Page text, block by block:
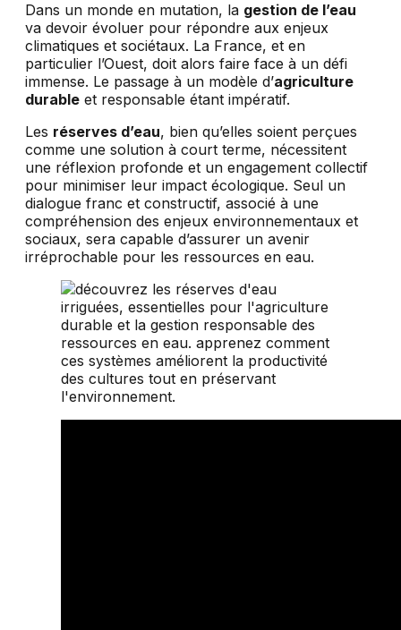
Dans un monde en mutation, la gestion de l’eau
va devoir évoluer pour répondre aux enjeux
climatiques et sociétaux. La France, et en
particulier l’Ouest, doit alors faire face à un défi
immense. Le passage à un modèle d’agriculture
durable et responsable étant impératif.
Les réserves d’eau, bien qu’elles soient perçues
comme une solution à court terme, nécessitent
une réflexion profonde et un engagement collectif
pour minimiser leur impact écologique. Seul un
dialogue franc et constructif, associé à une
compréhension des enjeux environnementaux et
sociaux, sera capable d’assurer un avenir
irréprochable pour les ressources en eau.